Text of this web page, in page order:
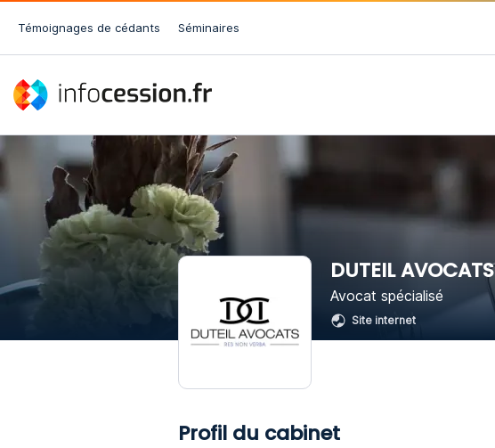
Témoignages de cédants Séminaires
DUTEIL AVOCATS
Avocat spécialisé
Site internet
Profil du cabinet